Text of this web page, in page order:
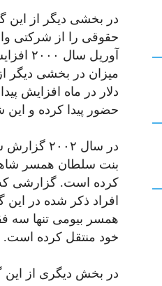
در بخشی دیگر از این
حقوقی را از شرکتی
دلار در ماه افزایش
حضور پیدا کرده و این
کرده است. گزارشی
همسر بیومی تنها سه
خود منتقل کرده است.